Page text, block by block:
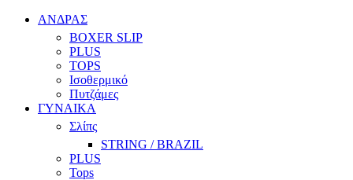
ΑΝΔΡΑΣ
BOXER SLIP
PLUS
TOPS
Ισοθερμικό
Πυτζάμες
ΓΥΝΑΙΚΑ
Σλίπς
STRING / BRAZIL
PLUS
Tops